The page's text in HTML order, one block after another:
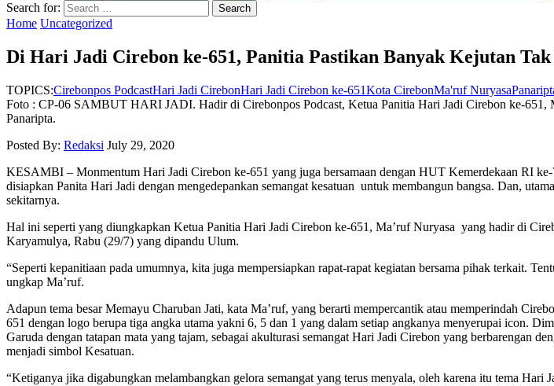
Search for:
Home Uncategorized
Di Hari Jadi Cirebon ke-651, Panitia Pastikan Banyak Kejutan Tak
TOPICS:Cirebonpos PodcastHari Jadi CirebonHari Jadi Cirebon ke-651Kota CirebonMa'ruf Nuryasa
Foto : CP-06 SAMBUT HARI JADI. Hadir di Cirebonpos Podcast, Ketua Panitia Hari Jadi Cirebon ke-651,
Panaripta.
Posted By: Redaksi July 29, 2020
KESAMBI – Monmentum Hari Jadi Cirebon ke-651 yang juga bersamaan dengan HUT Kemerdekaan RI
disiapkan Panita Hari Jadi dengan mengedepankan semangat kesatuan untuk membangun bangsa. Dan,
sekitarnya.
Hal ini seperti yang diungkapkan Ketua Panitia Hari Jadi Cirebon ke-651, Ma’ruf Nuryasa yang hadir di
Karyamulya, Rabu (29/7) yang dipandu Ulum.
“Seperti kepanitiaan pada umumnya, kita juga mempersiapkan rapat-rapat kegiatan bersama pihak terkait.
ungkap Ma’ruf.
Adapun tema besar Memayu Charuban Jati, kata Ma’ruf, yang berarti mempercantik atau memperindah
651 dengan logo berupa tiga angka utama yakni 6, 5 dan 1 yang dalam setiap angkanya menyerupai icon.
Garuda dengan tatapan mata yang tajam, sebagai akulturasi semangat Hari Jadi Cirebon yang berbarengan
menjadi simbol Kesatuan.
“Ketiganya jika digabungkan melambangkan gelora semangat yang terus menyala, oleh karena itu tema